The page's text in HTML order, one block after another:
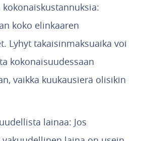
koko elinkaaren
Lyhyt takaisinmaksuaika voi
kokonaisuudessaan
vaikka kuukausierä olisikin
lainaa: Jos